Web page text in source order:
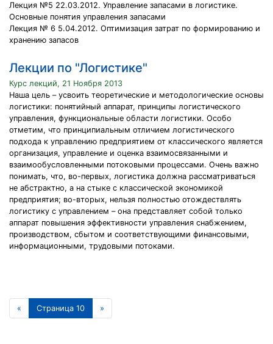
Лекция №5 22.03.2012. Управление запасами в логистике.
Основные понятия управления запасами
Лекция № 6 5.04.2012. Оптимизация затрат по формированию и
хранению запасов
Лекции по "Логистике"
Курс лекций, 21 Ноября 2013
Наша цель – усвоить теоретические и методологические основы
логистики: понятийный аппарат, принципы логиcтического
управления, функциональные области логистики. Особо
отметим, что принципиальным отличием логистического
подхода к управлению предприятием от классического является
организация, управление и оценка взаимосвязанными и
взаимообусловленными потоковыми процессами. Очень важно
понимать, что, во-первых, логистика должна рассматриваться
не абстрактно, а на стыке с классической экономикой
предприятия; во-вторых, нельзя полностью отождествлять
логистику с управлением – она представляет собой только
аппарат повышения эффективности управления снабжением,
производством, сбытом и соответствующими финансовыми,
информационными, трудовыми потоками.
« Страница 10 »